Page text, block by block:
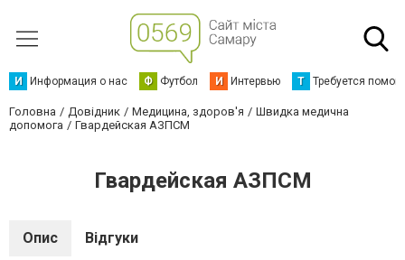
И Информация о нас Ф Футбол И Интервью Т Требуется
Головна Довідник Медицина, здоров'я
Швидка медична
допомога
Гвардейская АЗПСМ
Гвардейская АЗПСМ
Опис Відгуки